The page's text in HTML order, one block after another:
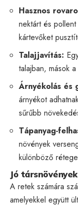
Hasznos
nektárt és
kártevőket
Talajjavítás:
talajban, mások
Árnyékolás és
árnyékot
sűrűbb
Tápanyag-
növények
különböző
Jó
A retek számára
amelyekkel együtt